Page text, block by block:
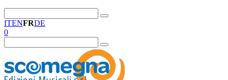
ITENFRDE
0